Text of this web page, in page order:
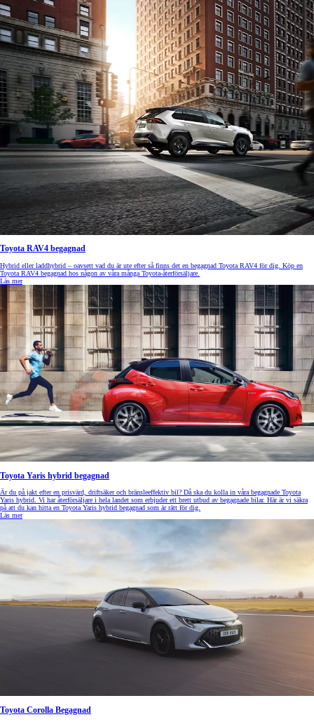
Toyota RAV4 begagnad
Hybrid eller laddhybrid – oavsett vad du är ute efter så finns det en begagnad Toyota RAV4 för dig. Köp en
Toyota RAV4 begagnad hos någon av våra många Toyota-återförsäljare.
Läs mer
Toyota Yaris hybrid begagnad
Är du på jakt efter en prisvärd, driftsäker och bränsleeffektiv bil? Då ska du kolla in våra begagnade Toyota
Yaris hybrid. Vi har återförsäljare i hela landet som erbjuder ett brett utbud av begagnade bilar. Här är vi säkra
på att du kan hitta en Toyota Yaris hybrid begagnad som är rätt för dig.
Läs mer
Toyota Corolla Begagnad